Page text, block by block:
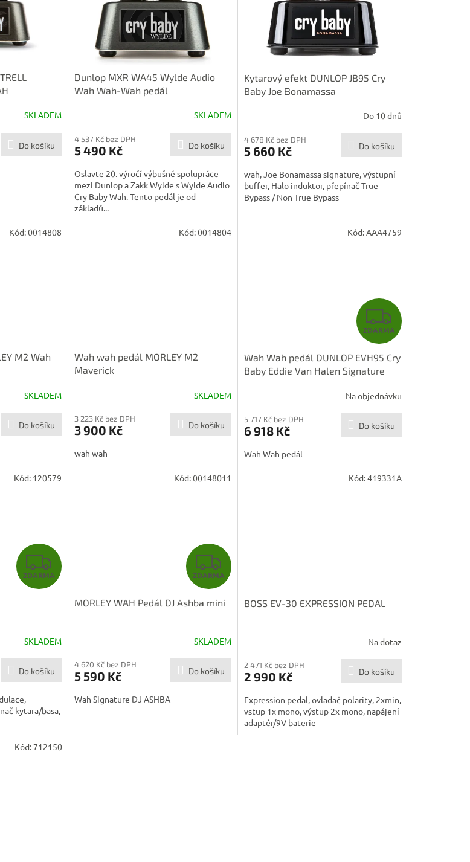
SKLADEM
Do košíku
Dunlop MXR WA45 Wylde Audio
Wah Wah-Wah pedál
SKLADEM
4 537 Kč bez DPH
5 490 Kč Do košíku
Oslavte 20. výročí výbušné spolupráce
mezi Dunlop a Zakk Wylde s Wylde Audio
Cry Baby Wah. Tento pedál je od
základů...
Kytarový efekt DUNLOP JB95 Cry
Baby Joe Bonamassa
Do 10 dnů
4 678 Kč bez DPH
5 660 Kč Do košíku
wah, Joe Bonamassa signature, výstupní
buffer, Halo induktor, přepínač True
Bypass / Non True Bypass
M2 Wah
SKLADEM
Do košíku
Kód:0014808
Wah wah pedál MORLEY M2
Maverick
SKLADEM
3 223 Kč bez DPH
3 900 Kč Do košíku
wah wah
Kód:0014804
Z
D
A
R
M
A
ZDARMA
Wah Wah pedál DUNLOP EVH95 Cry
Baby Eddie Van Halen Signature
Na objednávku
5 717 Kč bez DPH
6 918 Kč Do košíku
Wah Wah pedál
Kód:AAA4759
Z
D
R
M
A
ZDARMA
SKLADEM
Do košíku
kytara/basa,
Kód: 120579
Z
D
A
R
M
A
ZDARMA
MORLEY WAH Pedál DJ Ashba mini
SKLADEM
4 620 Kč bez DPH
5 590 Kč Do košíku
Wah Signature DJ ASHBA
Kód:00148011
BOSS EV-30 EXPRESSION PEDAL
Na dotaz
2 471 Kč bez DPH
2 990 Kč Do košíku
Expression pedal, ovladač polarity, 2xmin,
vstup 1x mono, výstup 2x mono, napájení
adaptér/9V baterie
Kód:419331A
Kód:712150